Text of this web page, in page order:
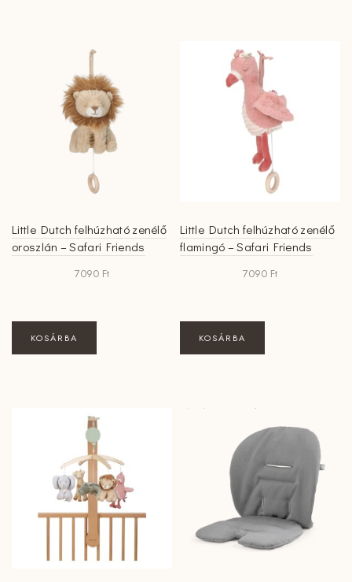
Little Dutch felhúzható zenélő
oroszlán – Safari Friends
7090 Ft
KOSÁRBA
Little Dutch felhúzható zenélő
flamingó – Safari Friends
7090 Ft
KOSÁRBA